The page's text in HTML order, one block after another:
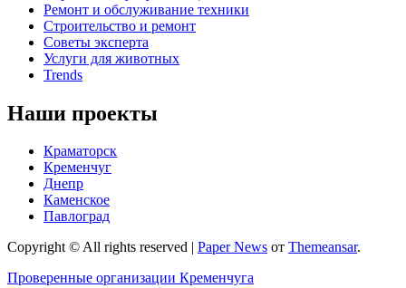
Ремонт и обслуживание техники
Строительство и ремонт
Советы эксперта
Услуги для животных
Trends
Наши проекты
Краматорск
Кременчуг
Днепр
Каменское
Павлоград
Copyright © All rights reserved
Paper News от Themeansar.
Проверенные организации Кременчуга